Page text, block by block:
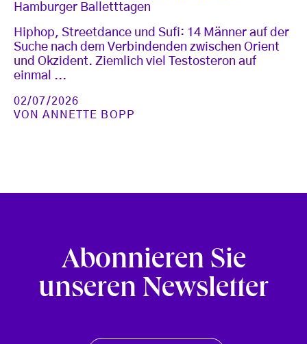
Hamburger Balletttagen
Hiphop, Streetdance und Sufi: 14 Männer auf der
Suche nach dem Verbindenden zwischen Orient
und Okzident. Ziemlich viel Testosteron auf
einmal ...
02/07/2026
VONANNETTE BOPP
Abonnieren Sie
unseren Newsletter